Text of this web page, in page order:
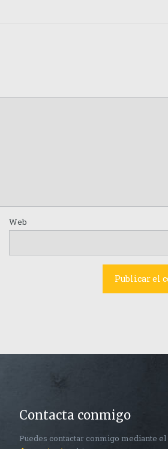
Web
Contacta conmigo
Puedes contactar conmigo mediante el